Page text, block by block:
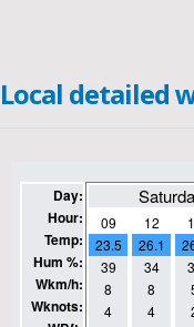
Local detailed